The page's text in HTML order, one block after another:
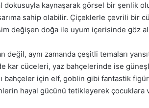
dokusuyla kaynaşarak görsel bir şenlik
sahip olabilir. Çiçeklerle çevrili bir
değişen doğa ile uyum içerisinde göz
değil, aynı zamanda çeşitli temaları
kar cüceleri, yaz bahçelerinde ise
bahçeler için elf, goblin gibi fantastik
hayal gücünü tetikleyerek